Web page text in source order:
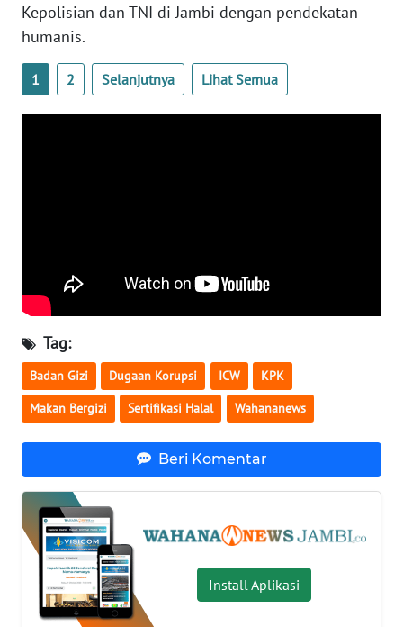
Kepolisian dan TNI di Jambi dengan pendekatan
humanis.
1 2 Selanjutnya Lihat Semua
Tag:
Badan Gizi Dugaan Korupsi ICW KPK
Makan Bergizi Sertifikasi Halal Wahananews
Beri Komentar
Install Aplikasi
WN
WN
SUMSEL
WN
JATENG
WN
NUSANTARA
JATIM
WN
BALI